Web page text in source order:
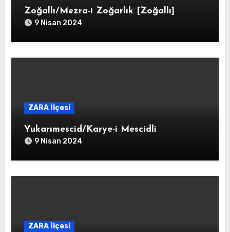
Zoğallı/Mezra-i Zoğarlık [Zoğallı]
9 Nisan 2024
ZARA İlçesi
Yukarımescid/Karye-i Mescidli
9 Nisan 2024
ZARA İlçesi